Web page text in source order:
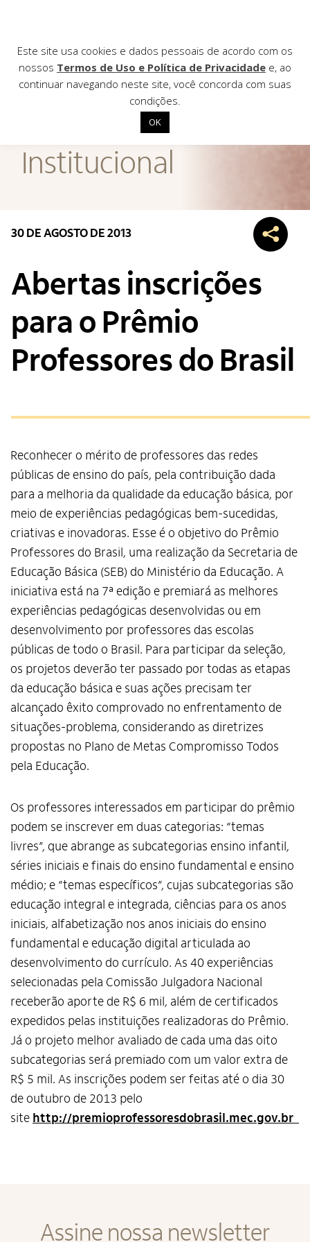
Institucional
Editais
Contato
Institucional
30 DE AGOSTO DE 2013
Abertas inscrições
para o Prêmio
Professores do Brasil
Reconhecer o mérito de professores das redes
públicas de ensino do país, pela contribuição dada
para a melhoria da qualidade da educação básica, por
meio de experiências pedagógicas bem-sucedidas,
criativas e inovadoras. Esse é o objetivo do Prêmio
Professores do Brasil, uma realização da Secretaria de
Educação Básica (SEB) do Ministério da Educação. A
iniciativa está na 7ª edição e premiará as melhores
experiências pedagógicas desenvolvidas ou em
desenvolvimento por professores das escolas
públicas de todo o Brasil. Para participar da seleção,
os projetos deverão ter passado por todas as etapas
da educação básica e suas ações precisam ter
alcançado êxito comprovado no enfrentamento de
situações-problema, considerando as diretrizes
propostas no Plano de Metas Compromisso Todos
pela Educação.
Os professores interessados em participar do prêmio
podem se inscrever em duas categorias: “temas
livres”, que abrange as subcategorias ensino infantil,
séries iniciais e finais do ensino fundamental e ensino
médio; e “temas específicos”, cujas subcategorias são
educação integral e integrada, ciências para os anos
iniciais, alfabetização nos anos iniciais do ensino
fundamental e educação digital articulada ao
desenvolvimento do currículo. As 40 experiências
selecionadas pela Comissão Julgadora Nacional
receberão aporte de R$ 6 mil, além de certificados
expedidos pelas instituições realizadoras do Prêmio.
Já o projeto melhor avaliado de cada uma das oito
subcategorias será premiado com um valor extra de
R$ 5 mil. As inscrições podem ser feitas até o dia 30
de outubro de 2013 pelo
site http://premioprofessoresdobrasil.mec.gov.br
Assine nossa newsletter
Este site usa cookies e dados pessoais de acordo com os
nossos Termos de Uso e Política de Privacidade e, ao
continuar navegando neste site, você concorda com suas
condições.
OK